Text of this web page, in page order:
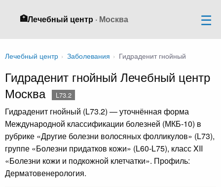
🏥Лечебный центр · Москва
Лечебный центр › Заболевания › Гидраденит гнойный
Гидраденит гнойный Лечебный центр
Москва
L73.2
Гидраденит гнойный (L73.2) — уточнённая форма
Международной классификации болезней (МКБ-10) в
рубрике «Другие болезни волосяных фолликулов» (L73),
группе «Болезни придатков кожи» (L60-L75), класс XII
«Болезни кожи и подкожной клетчатки». Профиль:
Дерматовенерология.